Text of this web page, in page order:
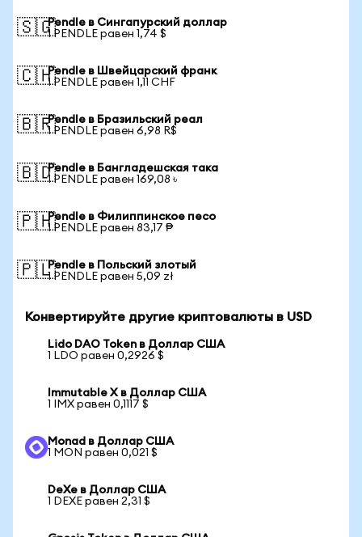
🇸🇬Pendle в Сингапурский доллар
1 PENDLE равен 1,74 $
🇨🇭Pendle в Швейцарский франк
1 PENDLE равен 1,11 CHF
🇧🇷Pendle в Бразильский реал
1 PENDLE равен 6,98 R$
🇧🇩Pendle в Бангладешская така
1 PENDLE равен 169,08 ৳
🇵🇭Pendle в Филиппинское песо
1 PENDLE равен 83,17 ₱
🇵🇱Pendle в Польский злотый
1 PENDLE равен 5,09 zł
Конвертируйте другие криптовалюты в USD
Lido DAO Token в Доллар США
1 LDO равен 0,2926 $
Immutable X в Доллар США
1 IMX равен 0,1117 $
Monad в Доллар США
1 MON равен 0,021 $
DeXe в Доллар США
1 DEXE равен 2,31 $